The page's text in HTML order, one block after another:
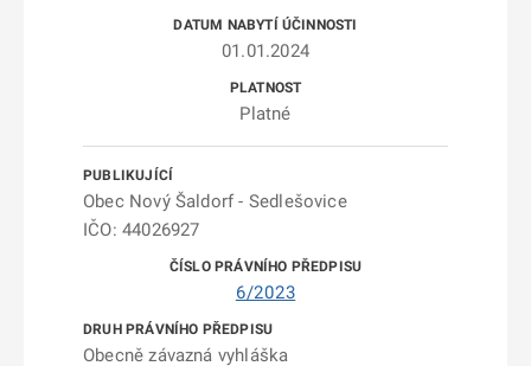
01.01.2024
Platné
Obec Nový Šaldorf - Sedlešovice
IČO: 44026927
6/2023
Obecně závazná vyhláška